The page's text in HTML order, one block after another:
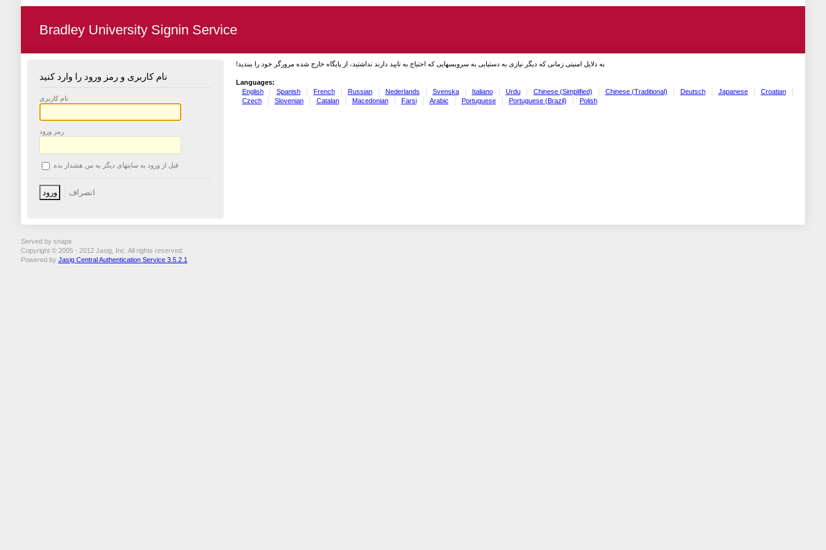
Bradley University Signin Service
نام کاربری و رمز ورود را وارد کنید
نام کاربری
رمز ورود
قبل از ورود به سایتهای دیگر به من هشدار بده
به دلایل امنیتی زمانی که دیگر نیازی به دستیابی به سرویسهایی که احتیاج به تایید دارند نداشتید، از پایگاه خارج شده مرورگر خود را ببندید!
Languages:
English
Spanish French Russian Nederlands Svenska Italiano Urdu Chinese (Simplified) Chinese (Traditional) Deutsch Japanese
Croatian
Czech
Slovenian Catalan Macedonian Farsi Arabic Portuguese Portuguese (Brazil) Polish
Served by snape
Copyright © 2005 - 2012 Jasig, Inc. All rights reserved.
Powered by Jasig Central Authentication Service 3.5.2.1